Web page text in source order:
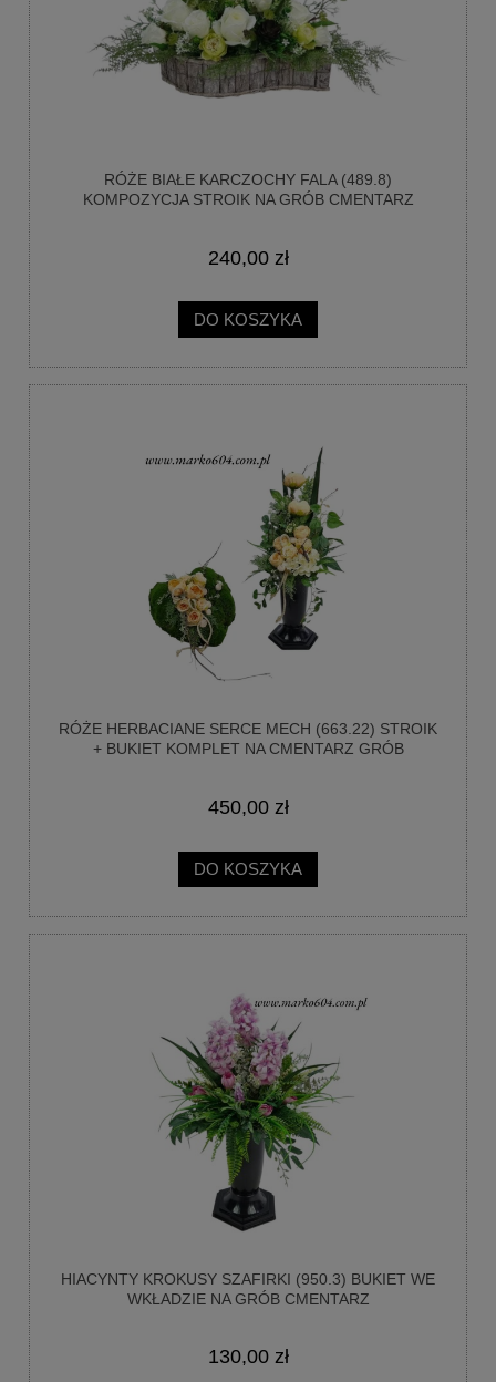
RÓŻE BIAŁE KARCZOCHY FALA (489.8)
KOMPOZYCJA STROIK NA GRÓB CMENTARZ
240,00 zł
DO KOSZYKA
RÓŻE HERBACIANE SERCE MECH (663.22) STROIK
+ BUKIET KOMPLET NA CMENTARZ GRÓB
450,00 zł
DO KOSZYKA
HIACYNTY KROKUSY SZAFIRKI (950.3) BUKIET WE
WKŁADZIE NA GRÓB CMENTARZ
130,00 zł